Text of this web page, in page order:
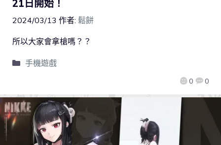
21日開始！
2024/03/13 作者: 鬆餅
0 0
所以大家會拿槍嗎？？
手機遊戲